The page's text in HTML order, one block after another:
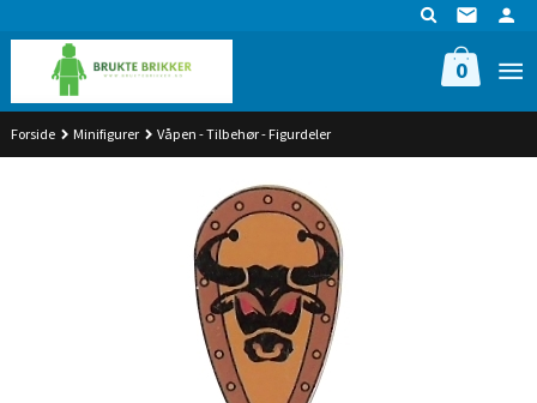
til
innholdet
0
Forside Minifigurer Våpen - Tilbehør - Figurdeler